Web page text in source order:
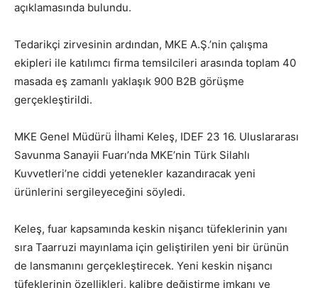
açıklamasında bulundu.
Tedarikçi zirvesinin ardından, MKE A.Ş.’nin çalışma
ekipleri ile katılımcı firma temsilcileri arasında toplam 40
masada eş zamanlı yaklaşık 900 B2B görüşme
gerçekleştirildi.
MKE Genel Müdürü İlhami Keleş, IDEF 23 16. Uluslararası
Savunma Sanayii Fuarı’nda MKE’nin Türk Silahlı
Kuvvetleri’ne ciddi yetenekler kazandıracak yeni
ürünlerini sergileyeceğini söyledi.
Keleş, fuar kapsamında keskin nişancı tüfeklerinin yanı
sıra Taarruzi mayınlama için geliştirilen yeni bir ürünün
de lansmanını gerçekleştirecek. Yeni keskin nişancı
tüfeklerinin özellikleri, kalibre değiştirme imkanı ve